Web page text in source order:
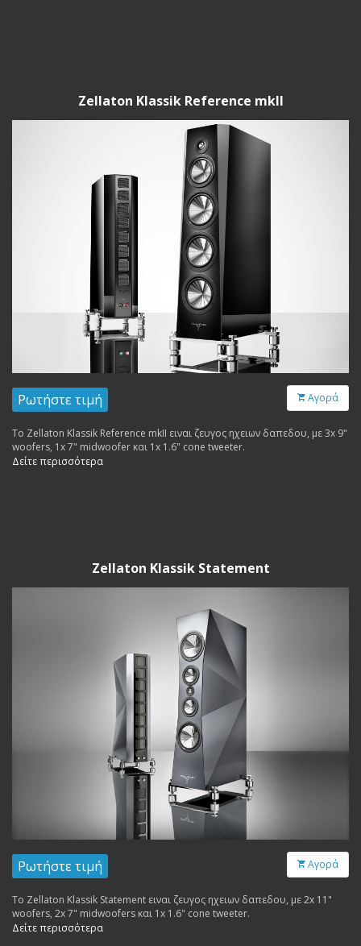
Zellaton Klassik Reference mkII
Ρωτήστε τιμή Αγορά
Το Zellaton Klassik Reference mkII ειναι ζευγος ηχειων δαπεδου, με 3x 9"
woofers, 1x 7" midwoofer και 1x 1.6" cone tweeter.
Δείτε περισσότερα
Zellaton Klassik Statement
Ρωτήστε τιμή Αγορά
Το Zellaton Klassik Statement ειναι ζευγος ηχειων δαπεδου, με 2x 11"
woofers, 2x 7" midwoofers και 1x 1.6" cone tweeter.
Δείτε περισσότερα